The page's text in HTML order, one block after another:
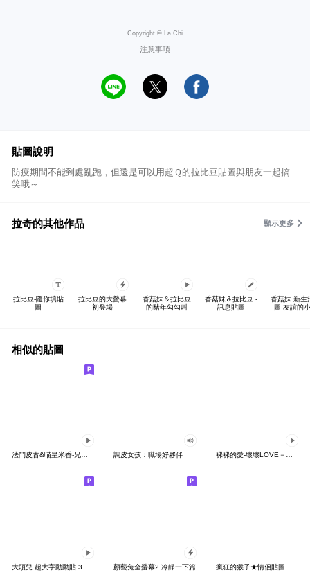
Copyright © La Chi
注意事項
貼圖說明
防疫期間不能到處亂跑，但還是可以用超Ｑ的拉比豆貼圖與朋友一起搞
笑哦～
拉奇的其他作品 顯示更多
拉比豆-隨你填貼
圖
拉比豆的大螢幕
初登場
香菇妹＆拉比豆
的豬年勾勾叫
香菇妹＆拉比豆 -
訊息貼圖
香菇妹 新生
圖-友誼的
相似的貼圖
法鬥皮古&喵皇米香-兄弟情誼(第13彈) 調皮女孩：職場好夥伴 裸裸的愛-壞壞LOVE－互動篇(女生版)
大頭兒 超大字動動貼 3 顏藝兔全螢幕2 冷靜一下篇